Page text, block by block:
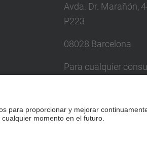
Avda. Dr. Marañón,
P223
08028 Barcelona
Para cualquier